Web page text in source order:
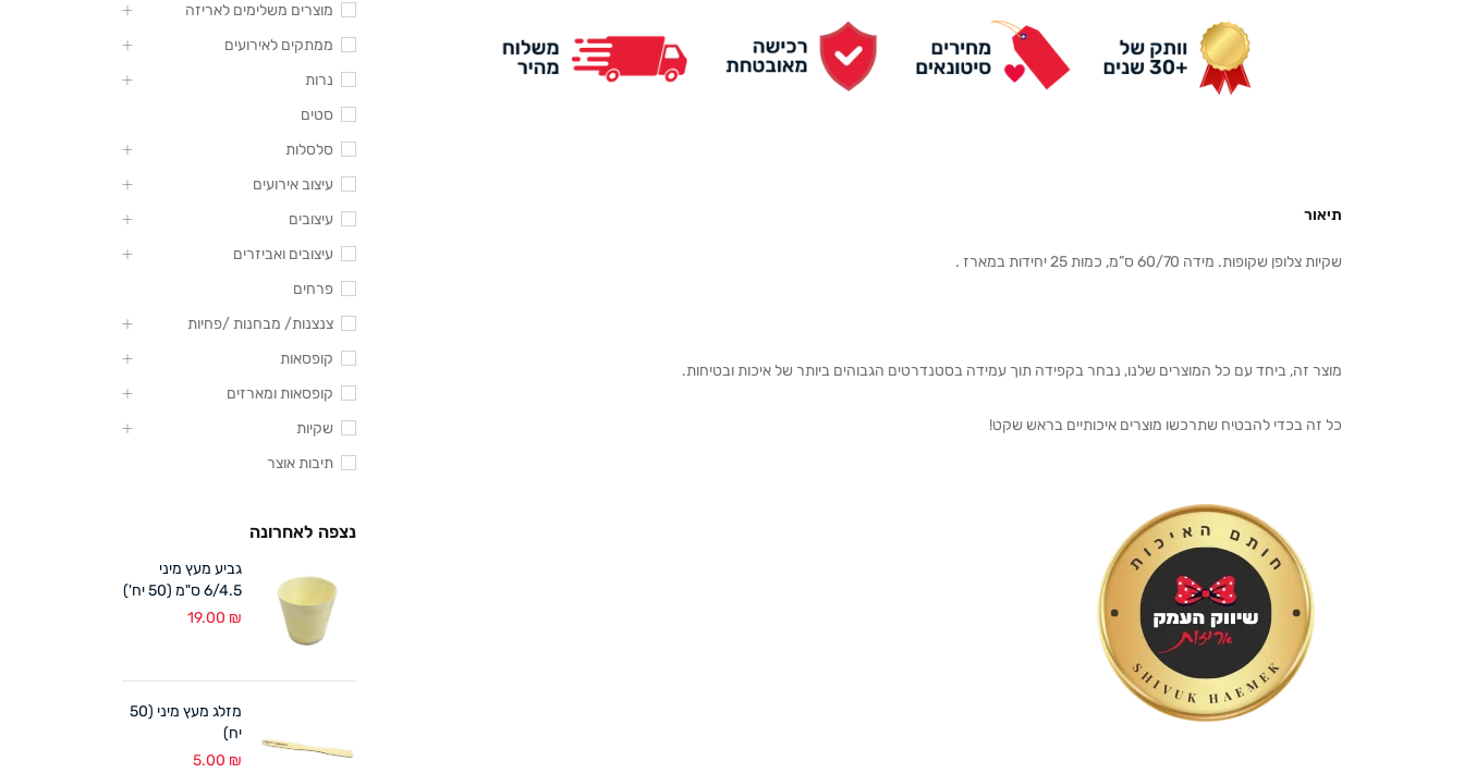
תיאור
שקיות צלופן שקופות. מידה 60/70 ס”מ, כמות 25 יחידות במארז .
מוצר זה, ביחד עם כל המוצרים שלנו, נבחר בקפידה תוך עמידה בסטנדרטים הגבוהים ביותר של איכות ובטיחות.
כל זה בכדי להבטיח שתרכשו מוצרים איכותיים בראש שקט!
מוצרים משלימים לאריזה
ממתקים לאירועים
נרות
סטים
סלסלות
עיצוב אירועים
עיצובים
עיצובים ואביזרים
פרחים
צנצנות/ מבחנות /פחיות
קופסאות
קופסאות ומארזים
שקיות
תיבות אוצר
נצפה לאחרונה
גביע מעץ מיני
6/4.5 ס"מ (50 יח')
19.00 ₪
מזלג מעץ מיני (50
יח)
5.00 ₪